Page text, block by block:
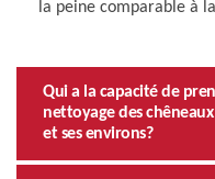
la peine comparable à
Qui a la capacité de
nettoyage des
et ses environs?